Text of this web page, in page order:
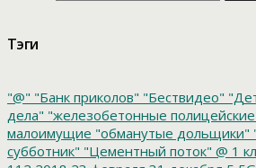
Тэги
"@" "Банк приколов" "Бествидео"
дела" "железобетонные
малоимущие "обманутые дольщики"
субботник" "Цементный поток" @ 1